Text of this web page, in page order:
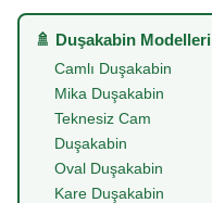
🚿 Duşakabin Modelleri
Camlı Duşakabin
Mika Duşakabin
Teknesiz Cam
Duşakabin
Oval Duşakabin
Kare Duşakabin